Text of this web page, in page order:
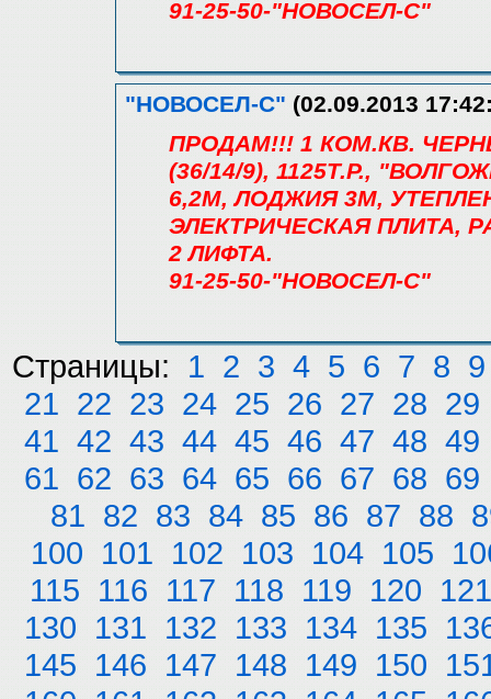
91-25-50-"НОВОСЕЛ-С"
"НОВОСЕЛ-С" (02.09.2013
ПРОДАМ!!! 1 КОМ.КВ.
(36/14/9), 1125Т.Р.,
6,2М, ЛОДЖИЯ 3М,
ЭЛЕКТРИЧЕСКАЯ ПЛИТА,
2 ЛИФТА.
91-25-50-"НОВОСЕЛ-С"
Страницы: 1 2 3 4 5 6 7 8 9
21 22 23 24 25 26 27 28 29
41 42 43 44 45 46 47 48 49
61 62 63 64 65 66 67 68 69
81 82 83 84 85 86 87 88
100 101 102 103 104 105
115 116 117 118 119 120 121
130 131 132 133 134 135
145 146 147 148 149 150